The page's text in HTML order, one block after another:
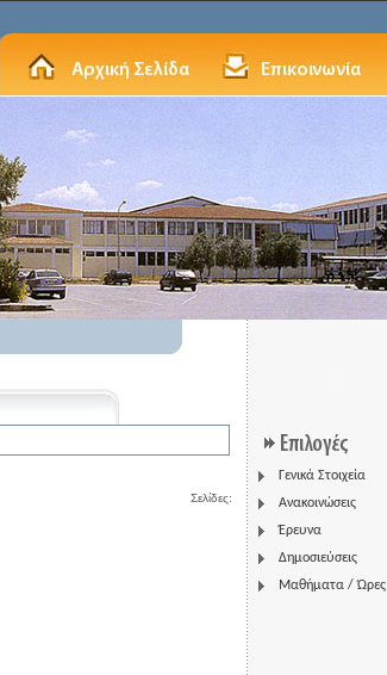
Σελίδες:
Γενικά Στοιχεία
Ανακοινώσεις
Έρευνα
Δημοσιεύσεις
Μαθήματα / Ώρες